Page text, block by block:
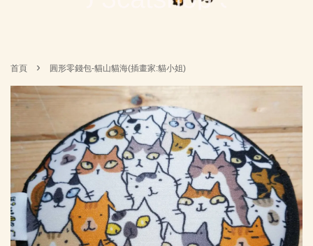
首頁 › 圓形零錢包-貓山貓海(插畫家:貓小姐)